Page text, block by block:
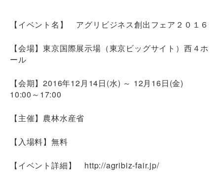
【イベント名】 アグリビジネス創出フェア２０１６
【会場】東京国際展示場（東京ビッグサイト）西４ホ
ール
【会期】2016年12月14日(水) ～ 12月16日(金)
10:00～17:00
【主催】農林水産省
【入場料】無料
【イベント詳細】 http://agribiz-fair.jp/